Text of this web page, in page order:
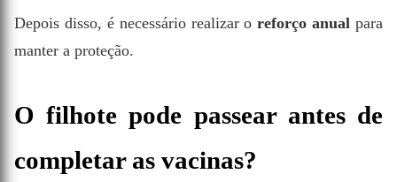
Depois disso, é necessário realizar oreforço anual para
manter a proteção.
O filhote pode passear antes de
completar as vacinas?